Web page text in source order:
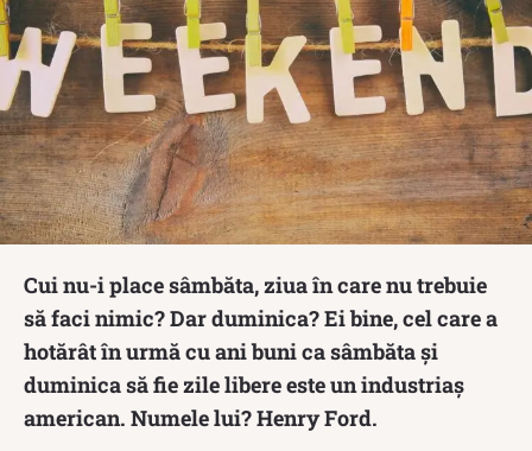
Cui nu-i place sâmbăta, ziua în care nu trebuie
să faci nimic? Dar duminica? Ei bine, cel care a
hotărât în urmă cu ani buni ca sâmbăta și
duminica să fie zile libere este un industriaș
american. Numele lui? Henry Ford.